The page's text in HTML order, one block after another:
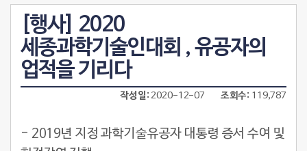
[행사] 2020
세종과학기술인대회 , 유공자의
업적을 기리다
작성일 2020-12-07 조회수 119,787
- 2019년 지정 과학기술유공자 대통령 증서 수여 및